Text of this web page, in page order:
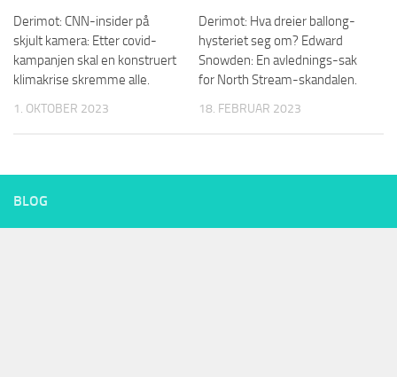
Derimot: CNN-insider på
skjult kamera: Etter covid-
kampanjen skal en konstruert
klimakrise skremme alle.
1. OKTOBER 2023
Derimot: Hva dreier ballong-
hysteriet seg om? Edward
Snowden: En avlednings-sak
for North Stream-skandalen.
18. FEBRUAR 2023
BLOG